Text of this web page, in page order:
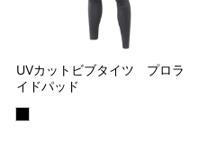
UVカットビブタイツ プロラ
イドパッド